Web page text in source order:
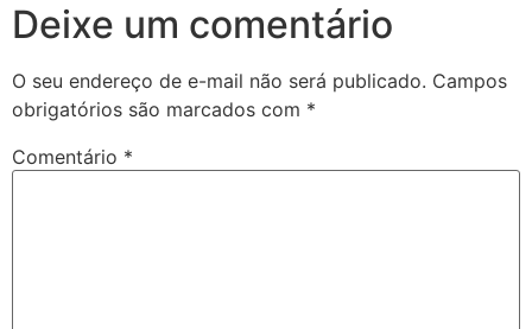
Deixe um comentário
O seu endereço de e-mail não será publicado. Campos
obrigatórios são marcados com *
Comentário *